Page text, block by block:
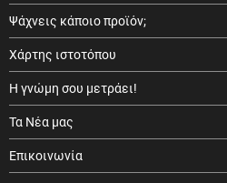
Ψάχνεις κάποιο προϊόν;
Χάρτης ιστοτόπου
Η γνώμη σου μετράει!
Τα Νέα μας
Επικοινωνία